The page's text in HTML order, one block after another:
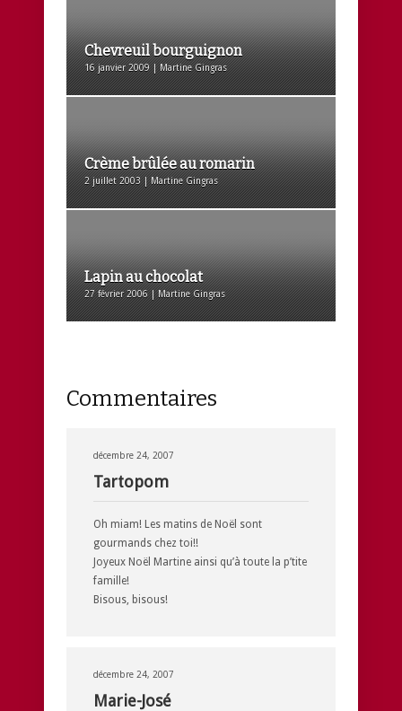
Chevreuil bourguignon
16 janvier 2009 | Martine Gingras
Crème brûlée au romarin
2 juillet 2003 | Martine Gingras
Lapin au chocolat
27 février 2006 | Martine Gingras
Commentaires
décembre 24, 2007
Tartopom
Oh miam! Les matins de Noël sont
gourmands chez toi!!
Joyeux Noël Martine ainsi qu’à toute la p’tite
famille!
Bisous, bisous!
décembre 24, 2007
Marie-José